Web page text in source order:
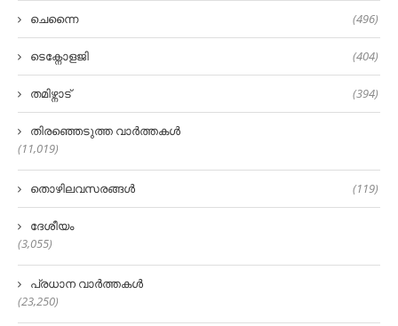
ചെന്നൈ (496)
ടെക്നോളജി (404)
തമിഴ്നാട് (394)
തിരഞ്ഞെടുത്ത വാർത്തകൾ
(11,019)
തൊഴിലവസരങ്ങൾ (119)
ദേശീയം
(3,055)
പ്രധാന വാർത്തകൾ
(23,250)